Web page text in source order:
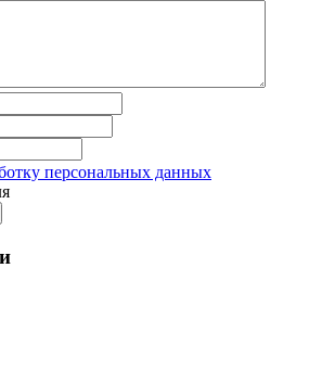
персональных данных